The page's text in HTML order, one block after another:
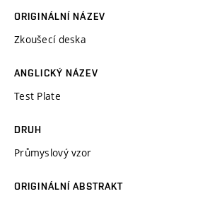
ORIGINÁLNÍ NÁZEV
Zkoušecí deska
ANGLICKÝ NÁZEV
Test Plate
DRUH
Průmyslový vzor
ORIGINÁLNÍ ABSTRAKT